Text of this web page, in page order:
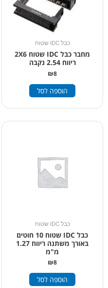
כבל IDC שטוח
מחבר כבל IDC שטוח 2X6
ריווח 2.54 נקבה
₪8
הוספה לסל
כבל IDC שטוח
כבל IDC שטוח 10 חוטים
באורך משתנה ריווח 1.27
מ"מ
₪8
הוספה לסל